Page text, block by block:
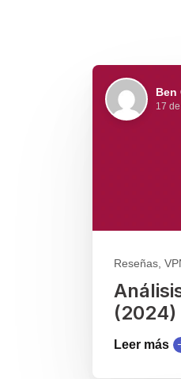
Ben
17
Reseñas,
(2024)
Leer más